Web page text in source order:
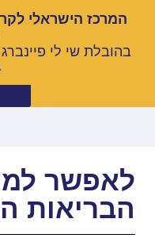
המרכז הישראלי
בהובלת שי לי
לאפשר
הבריאות